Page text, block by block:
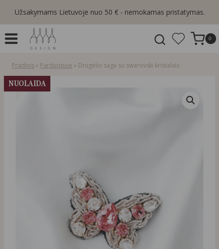
content
Užsakymams Lietuvoje nuo 50 € - nemokamas pristatymas.
0
Pradinis » Parduotuvė » Drugelio sagė su swarovski kristalais
NUOLAIDA